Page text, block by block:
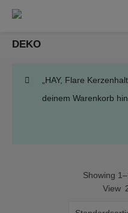
DEKO
„HAY, Flare
deinem Warenkorb
Showing
View